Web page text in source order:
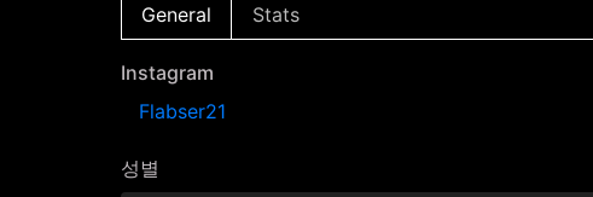
General Stats
Instagram
Flabser21
성별